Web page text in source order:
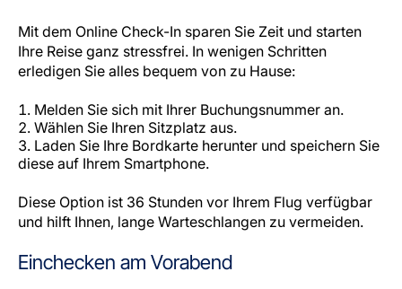
Mit dem Online Check-In sparen Sie Zeit und starten
Ihre Reise ganz stressfrei. In wenigen Schritten
erledigen Sie alles bequem von zu Hause:
Melden Sie sich mit Ihrer Buchungsnummer an.
Wählen Sie Ihren Sitzplatz aus.
Laden Sie Ihre Bordkarte herunter und speichern Sie
diese auf Ihrem Smartphone.
Diese Option ist 36 Stunden vor Ihrem Flug verfügbar
und hilft Ihnen, lange Warteschlangen zu vermeiden.
Einchecken am Vorabend